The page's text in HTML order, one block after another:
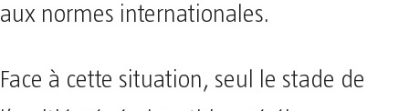
aux normes internationales.
Face à cette situation, seul le stade de